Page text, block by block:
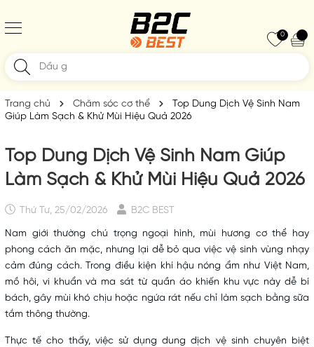
0
Trang chủ Chăm sóc cơ thể
Top Dung Dịch Vệ Sinh Nam
Giúp Làm Sạch & Khử Mùi Hiệu Quả 2026
Top Dung Dịch Vệ Sinh Nam Giúp
Làm Sạch & Khử Mùi Hiệu Quả 2026
Thứ Tư, 25/02/2026 B2C BEST
Nam giới thường chú trọng ngoại hình, mùi hương cơ thể hay
phong cách ăn mặc, nhưng lại dễ bỏ qua việc vệ sinh vùng nhạy
cảm đúng cách. Trong điều kiện khí hậu nóng ẩm như Việt Nam,
mồ hôi, vi khuẩn và ma sát từ quần áo khiến khu vực này dễ bí
bách, gây mùi khó chịu hoặc ngứa rát nếu chỉ làm sạch bằng sữa
tắm thông thường.
Thực tế cho thấy, việc sử dụng dung dịch vệ sinh chuyên biệt